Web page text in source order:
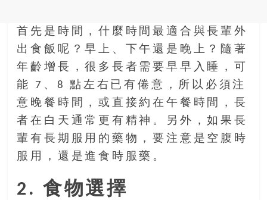
首先是時間，什麼時間最適合與長輩外
出食飯呢？早上、下午還是晚上？隨著
年齡增長，很多長者需要早早入睡，可
能 7、8 點左右已有倦意，所以必須注
意晚餐時間，或直接約在午餐時間，長
者在白天通常更有精神。另外，如果長
輩有長期服用的藥物，要注意是空腹時
服用，還是進食時服藥。
2. 食物選擇